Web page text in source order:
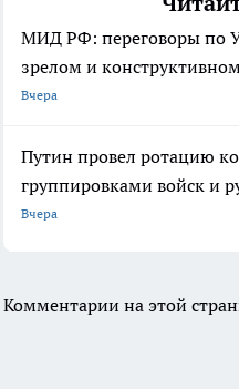
МИД РФ: переговоры по
зрелом и
Вчера
Путин провел ротацию
группировками войск и
Вчера
Комментарии на этой